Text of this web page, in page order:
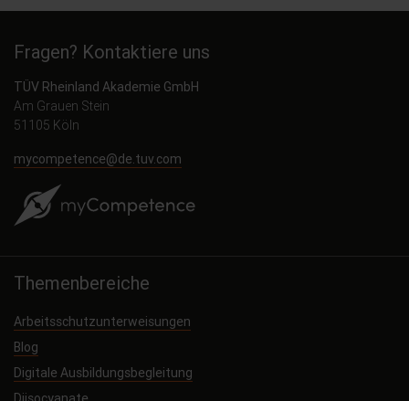
Fragen? Kontaktiere uns
TÜV Rheinland Akademie GmbH
Am Grauen Stein
51105 Köln
mycompetence@de.tuv.com
Themenbereiche
Arbeitsschutzunterweisungen
Blog
Digitale Ausbildungsbegleitung